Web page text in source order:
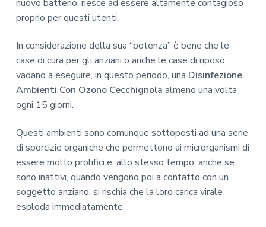
nuovo batterio, riesce ad essere altamente contagioso
proprio per questi utenti.
In considerazione della sua “potenza” è bene che le
case di cura per gli anziani o anche le case di riposo,
vadano a eseguire, in questo periodo, una Disinfezione
Ambienti Con Ozono Cecchignola almeno una volta
ogni 15 giorni.
Questi ambienti sono comunque sottoposti ad una serie
di sporcizie organiche che permettono ai microrganismi di
essere molto prolifici e, allo stesso tempo, anche se
sono inattivi, quando vengono poi a contatto con un
soggetto anziano, si rischia che la loro carica virale
esploda immediatamente.